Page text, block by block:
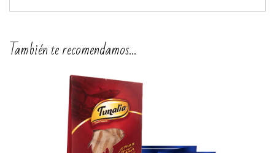
También te recomendamos…